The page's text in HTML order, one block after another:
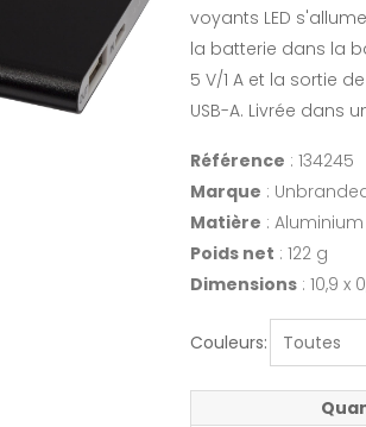
voyants LED
la batterie dans la
5 V/1 A et la sortie
USB-A. Livrée dans
Référence : 134245
Marque :
Matière : Aluminium
Poids net : 122 g
Dimensions : 10,9 x
Couleurs: